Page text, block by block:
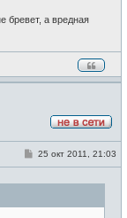
бревет, а вредная
е
в
с
С
б
е
25 окт 2011, 21:03